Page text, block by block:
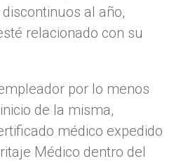
al año,
relacionado con su
por lo menos
de la misma,
médico expedido
Médico dentro del